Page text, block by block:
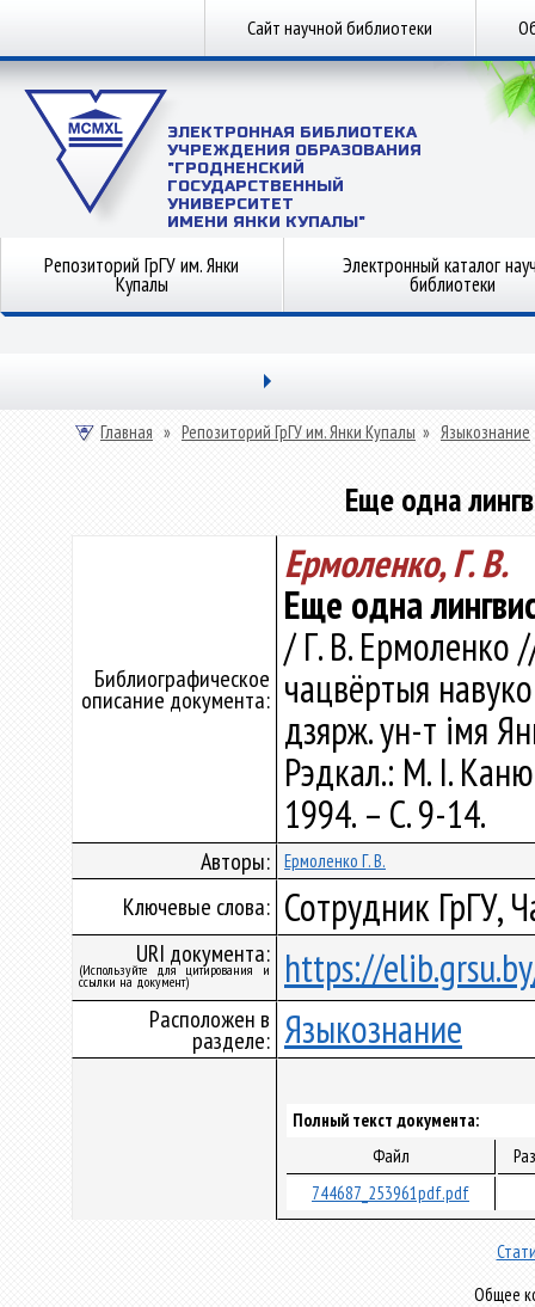
Сайт научной библиотеки
ЭЛЕКТРОННАЯ БИБЛИОТЕКА
УЧРЕЖДЕНИЯ ОБРАЗОВАНИЯ
"ГРОДНЕНСКИЙ
ГОСУДАРСТВЕННЫЙ
УНИВЕРСИТЕТ
ИМЕНИ ЯНКИ КУПАЛЫ"
Репозиторий ГрГУ им. Янки
Купалы
Электронный каталог
библиотеки
Главная » Репозиторий ГрГУ им. Янки Купалы » Языкознание
Еще одна
Библиографическое
описание документа:
Ермоленко, Г. В.
Еще одна
/ Г. В. Ермоленко
чацвёртыя
дзярж. ун-т імя
Рэдкал.: М. І.
1994. – С. 9-14.
Авторы: Ермоленко Г. В.
Ключевые слова: Сотрудник ГрГУ,
URI документа:
(Используйте для цитирования и
ссылки на документ) https://
Расположен в
разделе: Языкознание
Полный текст документа:
Файл
744687_253961pdf.pdf
Общее